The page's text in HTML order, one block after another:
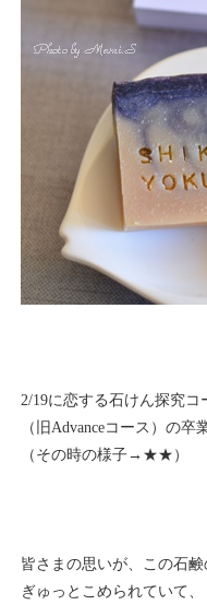
2/19に恋する石けん探究コ
（旧Advanceコース）の卒
（その時の様子→ ★★ ）
皆さまの思いが、この石鹸
ぎゅっとこめられていて、